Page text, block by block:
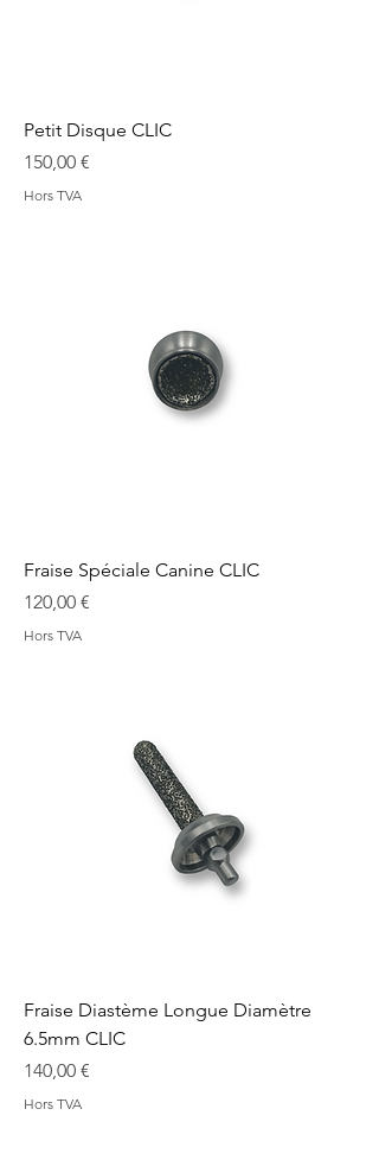
Petit Disque CLIC
Prix
150,00 €
Hors TVA
Fraise Spéciale Canine CLIC
Prix
120,00 €
Hors TVA
Fraise Diastème Longue Diamètre
6.5mm CLIC
Prix
140,00 €
Hors TVA